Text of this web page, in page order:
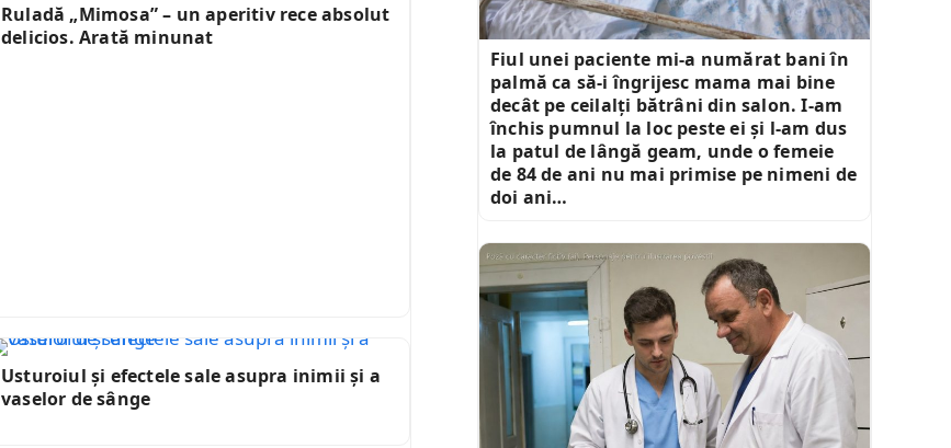
Ruladă „Mimosa” – un aperitiv rece absolut
delicios. Arată minunat
Usturoiul și efectele sale asupra inimii și a
vaselor de sânge
Fiul unei paciente mi-a numărat bani în
palmă ca să-i îngrijesc mama mai bine
decât pe ceilalți bătrâni din salon. I-am
închis pumnul la loc peste ei și l-am dus
la patul de lângă geam, unde o femeie
de 84 de ani nu mai primise pe nimeni de
doi ani…